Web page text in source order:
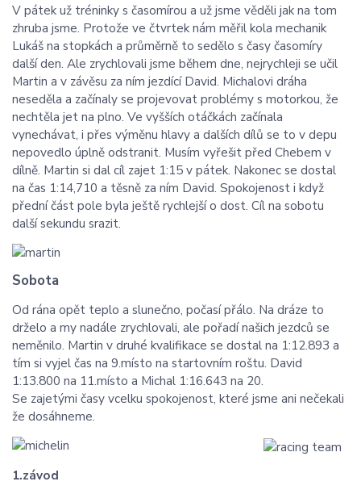
V pátek už tréninky s časomírou a už jsme věděli jak na tom
zhruba jsme. Protože ve čtvrtek nám měřil kola mechanik
Lukáš na stopkách a průměrně to sedělo s časy časomíry
další den. Ale zrychlovali jsme během dne, nejrychleji se učil
Martin a v závěsu za ním jezdící David. Michalovi dráha
neseděla a začínaly se projevovat problémy s motorkou, že
nechtěla jet na plno. Ve vyšších otáčkách začínala
vynechávat, i přes výměnu hlavy a dalších dílů se to v depu
nepovedlo úplně odstranit. Musím vyřešit před Chebem v
dílně. Martin si dal cíl zajet 1:15 v pátek. Nakonec se dostal
na čas 1:14,710 a těsně za ním David. Spokojenost i když
přední část pole byla ještě rychlejší o dost. Cíl na sobotu
další sekundu srazit.
Sobota
Od rána opět teplo a slunečno, počasí přálo. Na dráze to
drželo a my nadále zrychlovali, ale pořadí našich jezdců se
neměnilo. Martin v druhé kvalifikace se dostal na 1:12.893 a
tím si vyjel čas na 9.místo na startovním roštu. David
1:13.800 na 11.místo a Michal 1:16.643 na 20.
Se zajetými časy vcelku spokojenost, které jsme ani nečekali
že dosáhneme.
1.závod